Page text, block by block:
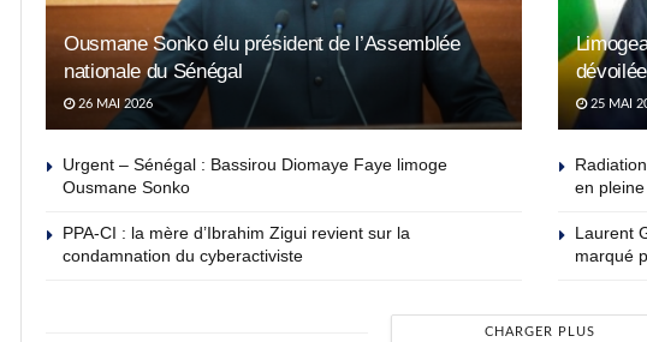
Ousmane Sonko élu président de l’Assemblée
nationale du Sénégal
26 MAI 2026
dévoilée
25 MAI
Urgent – Sénégal : Bassirou Diomaye Faye limoge
Ousmane Sonko
en
PPA-CI : la mère d’Ibrahim Zigui revient sur la
condamnation du cyberactiviste
Laurent
marqué
CHARGER PLUS